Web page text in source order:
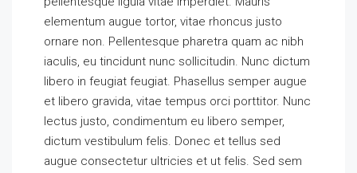
elementum augue tortor, vitae rhoncus justo
ornare non. Pellentesque pharetra quam ac nibh
iaculis, eu tincidunt nunc sollicitudin. Nunc dictum
libero in feugiat feugiat. Phasellus semper augue
et libero gravida, vitae tempus orci porttitor. Nunc
lectus justo, condimentum eu libero semper,
dictum vestibulum felis. Donec et tellus sed
augue consectetur ultricies et ut felis. Sed sem